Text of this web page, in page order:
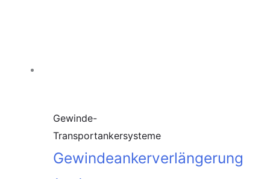
Gewinde-
Transportankersysteme
Gewindeankerverlängerung